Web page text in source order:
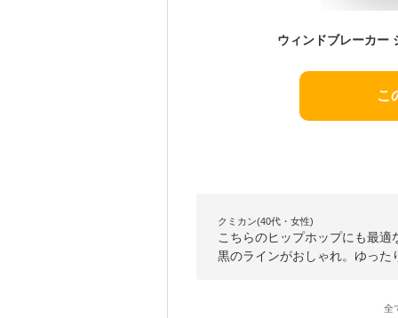
こ
クミカン(40代・女性)
こちらのヒップホップにも最
黒のラインがおしゃれ。ゆっ
全